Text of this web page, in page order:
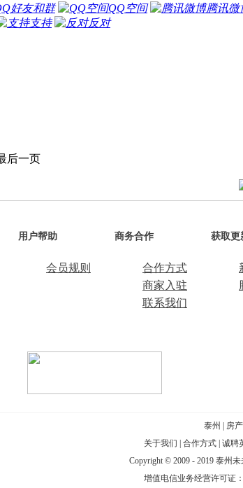
好友和群 QQ空间 腾讯微
支持
反对
后一页
用户帮助
会员规则
商务合作
合作方式
商家入驻
联系我们
获取更
泰州 | 房产
关于我们 | 合作方式 | 诚聘
Copyright © 2009 - 2019 泰州
增值电信业务经营许可证